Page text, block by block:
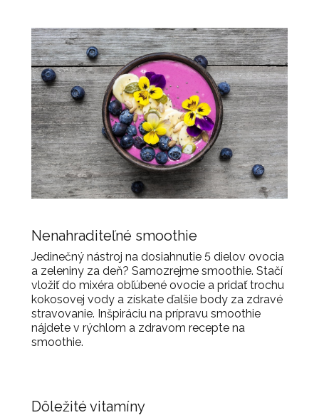
Nenahraditeľné smoothie
Jedinečný nástroj na dosiahnutie 5 dielov ovocia
a zeleniny za deň? Samozrejme smoothie. Stačí
vložiť do mixéra obľúbené ovocie a pridať trochu
kokosovej vody a získate ďalšie body za zdravé
stravovanie. Inšpiráciu na prípravu smoothie
nájdete v rýchlom a zdravom recepte na
smoothie.
Dôležité vitamíny